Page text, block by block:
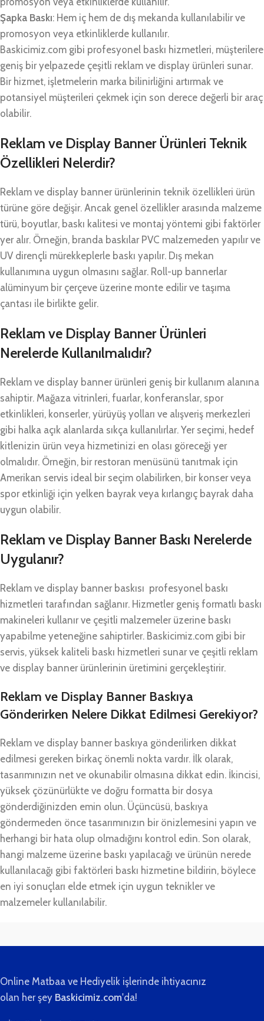
Şapka Baskı: Hem iç hem de dış mekanda kullanılabilir ve
promosyon veya etkinliklerde kullanılır.
Baskicimiz.com gibi profesyonel baskı hizmetleri, müşterilere
geniş bir yelpazede çeşitli reklam ve display ürünleri sunar.
Bir hizmet, işletmelerin marka bilinirliğini artırmak ve
potansiyel müşterileri çekmek için son derece değerli bir araç
olabilir.
Reklam ve Display Banner Ürünleri Teknik
Özellikleri Nelerdir?
Reklam ve display banner ürünlerinin teknik özellikleri ürün
türüne göre değişir. Ancak genel özellikler arasında malzeme
türü, boyutlar, baskı kalitesi ve montaj yöntemi gibi faktörler
yer alır. Örneğin, branda baskılar PVC malzemeden yapılır ve
UV dirençli mürekkeplerle baskı yapılır. Dış mekan
kullanımına uygun olmasını sağlar. Roll-up bannerlar
alüminyum bir çerçeve üzerine monte edilir ve taşıma
çantası ile birlikte gelir.
Reklam ve Display Banner Ürünleri
Nerelerde Kullanılmalıdır?
Reklam ve display banner ürünleri geniş bir kullanım alanına
sahiptir. Mağaza vitrinleri, fuarlar, konferanslar, spor
etkinlikleri, konserler, yürüyüş yolları ve alışveriş merkezleri
gibi halka açık alanlarda sıkça kullanılırlar. Yer seçimi, hedef
kitlenizin ürün veya hizmetinizi en olası göreceği yer
olmalıdır. Örneğin, bir restoran menüsünü tanıtmak için
Amerikan servis ideal bir seçim olabilirken, bir konser veya
spor etkinliği için yelken bayrak veya kırlangıç bayrak daha
uygun olabilir.
Reklam ve Display Banner Baskı Nerelerde
Uygulanır?
Reklam ve display banner baskısı profesyonel baskı
hizmetleri tarafından sağlanır. Hizmetler geniş formatlı baskı
makineleri kullanır ve çeşitli malzemeler üzerine baskı
yapabilme yeteneğine sahiptirler. Baskicimiz.com gibi bir
servis, yüksek kaliteli baskı hizmetleri sunar ve çeşitli reklam
ve display banner ürünlerinin üretimini gerçekleştirir.
Reklam ve Display Banner Baskıya
Gönderirken Nelere Dikkat Edilmesi Gerekiyor?
Reklam ve display banner baskıya gönderilirken dikkat
edilmesi gereken birkaç önemli nokta vardır. İlk olarak,
tasarımınızın net ve okunabilir olmasına dikkat edin. İkincisi,
yüksek çözünürlükte ve doğru formatta bir dosya
gönderdiğinizden emin olun. Üçüncüsü, baskıya
göndermeden önce tasarımınızın bir önizlemesini yapın ve
herhangi bir hata olup olmadığını kontrol edin. Son olarak,
hangi malzeme üzerine baskı yapılacağı ve ürünün nerede
kullanılacağı gibi faktörleri baskı hizmetine bildirin, böylece
en iyi sonuçları elde etmek için uygun teknikler ve
malzemeler kullanılabilir.
Online Matbaa ve Hediyelik işlerinde ihtiyacınız
olan her şey Baskicimiz.com'da!